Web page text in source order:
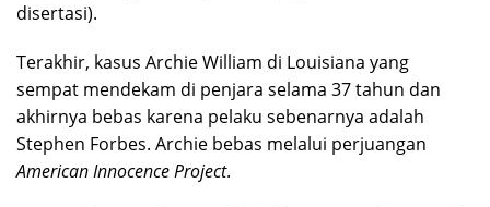
disertasi).
Terakhir, kasus Archie William di Louisiana yang
sempat mendekam di penjara selama 37 tahun dan
akhirnya bebas karena pelaku sebenarnya adalah
Stephen Forbes. Archie bebas melalui perjuangan
American Innocence Project.